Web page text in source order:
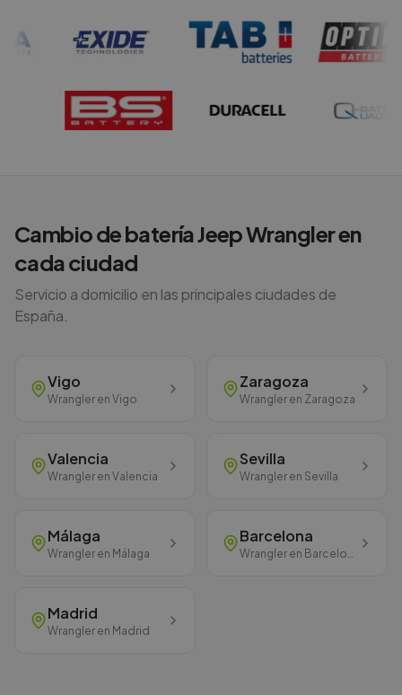
Cambio de bateríaJeepWrangleren
cada ciudad
Servicio a domicilio en las principales ciudades de
España.
Vigo
Wrangler en Vigo
Zaragoza
Wrangler en Zaragoza
Valencia
Wrangler en Valencia
Sevilla
Wrangler en Sevilla
Málaga
Wrangler en Málaga
Barcelona
Wrangler en Barcelona
Madrid
Wrangler en Madrid